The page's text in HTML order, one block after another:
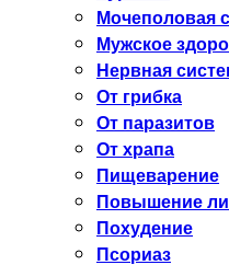
Мочеполовая
Мужское
Нервная
От грибка
От паразитов
От храпа
Пищеварение
Повышение
Похудение
Псориаз